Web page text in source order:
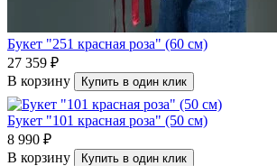
Букет "251 красная роза" (60 см)
27 359 ₽
В корзину
Купить в один клик
Букет "101 красная роза" (50 см)
8 990 ₽
В корзину
Купить в один клик